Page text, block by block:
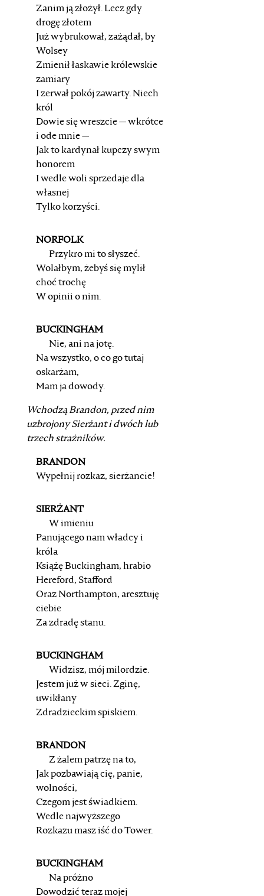
Zanim ją złożył. Lecz gdy
drogę złotem
Już wybrukował, zażądał, by
Wolsey
Zmienił łaskawie królewskie
zamiary
I zerwał pokój zawarty. Niech
król
Dowie się wreszcie — wkrótce
i ode mnie —
Jak to kardynał kupczy swym
honorem
I wedle woli sprzedaje dla
własnej
Tylko korzyści.
NORFOLK
Przykro mi to słyszeć.
Wolałbym, żebyś się mylił
choć trochę
W opinii o nim.
BUCKINGHAM
Nie, ani na jotę.
Na wszystko, o co go tutaj
oskarżam,
Mam ja dowody.
WchodząBrandon, przed nim
uzbrojonySierżanti dwóch lub
trzech strażników.
BRANDON
Wypełnij rozkaz, sierżancie!
SIERŻANT
W imieniu
Panującego nam władcy i
króla
Książę Buckingham, hrabio
Hereford, Stafford
Oraz Northampton, aresztuję
ciebie
Za zdradę stanu.
BUCKINGHAM
Widzisz, mój milordzie.
Jestem już w sieci. Zginę,
uwikłany
Zdradzieckim spiskiem.
BRANDON
Z żalem patrzę na to,
Jak pozbawiają cię, panie,
wolności,
Czegom jest świadkiem.
Wedle najwyższego
Rozkazu masz iść do Tower.
BUCKINGHAM
Na próżno
Dowodzić teraz mojej